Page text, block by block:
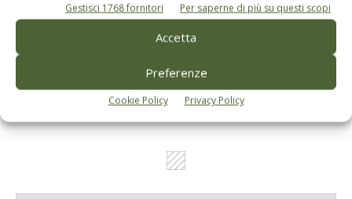
Gestisci 1768 fornitori Per saperne di più su questi scopi
Accetta
Preferenze
Cookie Policy Privacy Policy
Catalogo Aziende e Prodotti
Un modo semplice per cercare un'azienda o un
Cerca adesso